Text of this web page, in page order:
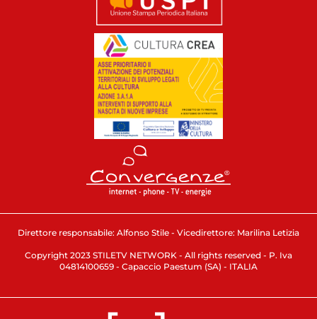
Direttore responsabile: Alfonso Stile - Vicedirettore: Marilina Letizia
Copyright 2023 STILETV NETWORK - All rights reserved - P. Iva
04814100659 - Capaccio Paestum (SA) - ITALIA